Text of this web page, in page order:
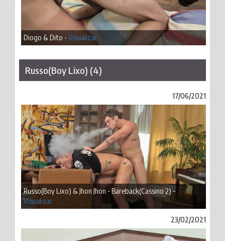
Diogo & Dito -Visualizar
Russo(Boy Lixo) (4)
17/06/2021
Russo(Boy Lixo) & Jhon Jhon - Bareback(Cassino 2) -
Visualizar
23/02/2021